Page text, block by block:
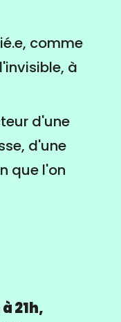
comme
à
d'une
d'une
que l'on
21h,